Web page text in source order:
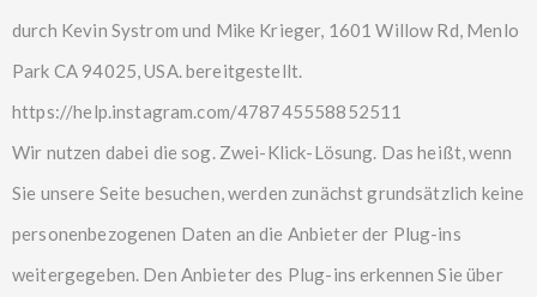
durch Kevin Systrom und Mike Krieger, 1601 Willow Rd, Menlo
Park CA 94025, USA. bereitgestellt.
https://help.instagram.com/478745558852511
Wir nutzen dabei die sog. Zwei-Klick-Lösung. Das heißt, wenn
Sie unsere Seite besuchen, werden zunächst grundsätzlich keine
personenbezogenen Daten an die Anbieter der Plug-ins
weitergegeben. Den Anbieter des Plug-ins erkennen Sie über